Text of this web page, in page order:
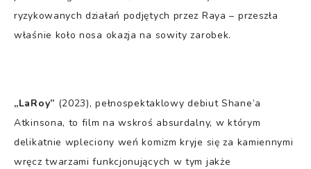
ryzykowanych działań podjętych przez Raya – przeszła
właśnie koło nosa okazja na sowity zarobek.
„LaRoy” (2023), pełnospektaklowy debiut Shane’a
Atkinsona, to film na wskroś absurdalny, w którym
delikatnie wpleciony weń komizm kryje się za kamiennymi
wręcz twarzami funkcjonujących w tym jakże